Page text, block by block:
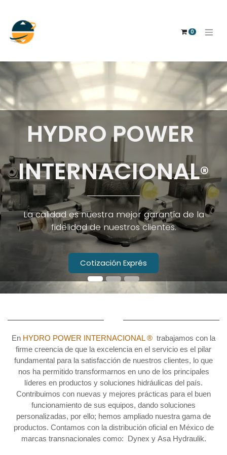
0
HYDRO POWER
INTERNACIONAL®
La calidad es nuestra mejor garantía de la
fidelidad de nuestros clientes.
Cotización Exprés
En HYDRO POWER INTERNACIONAL ® trabajamos con la
firme creencia de que la excelencia en el servicio es el pilar
fundamental para la satisfacción de nuestros clientes, lo que
nos ha permitido transformarnos en uno de los principales
líderes en productos y soluciones hidráulicas del país.
Contribuimos con nuevas y mejores prácticas para el buen
funcionamiento de sus equipos, dando soluciones
personalizadas, por ello; hemos ampliado nuestra gama de
productos. Contamos con la distribución oficial en México de
marcas transnacionales como: Dynex y Asa Hydraulik.